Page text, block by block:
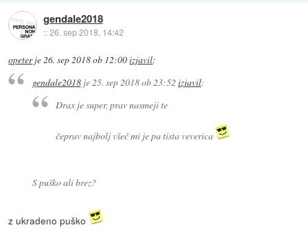
gendale2018
::26. sep 2018, 14:42
opeterje 26. sep 2018 ob 12:00izjavil:
gendale2018je25. sep 2018 ob 23:52 izjavil:
Drax je super, prav nasmeji te
čeprav najbolj všeč mi je pa tista veverica
S puško ali brez?
z ukradeno puško